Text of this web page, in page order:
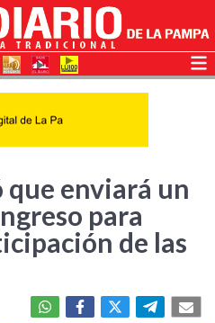
enviará un
para
de las